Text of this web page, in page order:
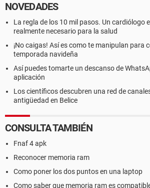
NOVEDADES
La regla de los 10 mil pasos. Un cardiólogo
realmente necesario para la salud
¡No caigas! Así es como te manipulan para
temporada navideña
Así puedes tomarte un descanso de
aplicación
Los científicos descubren una red de
antigüedad en Belice
CONSULTA TAMBIÉN
Fnaf 4 apk
Reconocer memoria ram
Como poner los dos puntos en una laptop
Como saber que memoria ram es